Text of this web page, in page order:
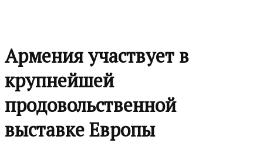
Армения участвует в
крупнейшей
продовольственной
выставке Европы